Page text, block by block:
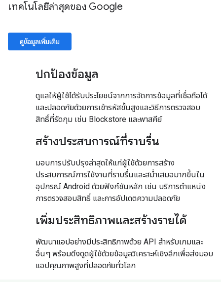
เทคโนโลยีล่าสุดของ Google
ดูข้อมูลเพิ่มเติม
ปกป้องข้อมูล
ดูแลให้ผู้ใช้ได้รับประโยชน์จากการจัดการข้อมูลที่เชื่อถือได้
และปลอดภัยด้วยการเข้ารหัสขั้นสูงและวิธีการตรวจสอบ
สิทธิ์ที่รัดกุม เช่น Blockstore และพาสคีย์
สร้างประสบการณ์ที่ราบรื่น
มอบการปรับปรุงล่าสุดให้แก่ผู้ใช้ด้วยการสร้าง
ประสบการณ์การใช้งานที่ราบรื่นและสม่ำเสมอมากขึ้นใน
อุปกรณ์ Android ด้วยฟังก์ชันหลัก เช่น บริการตำแหน่ง
การตรวจสอบสิทธิ์ และการอัปเดตความปลอดภัย
เพิ่มประสิทธิภาพและสร้างรายได้
พัฒนาแอปอย่างมีประสิทธิภาพด้วย API สำหรับเกมและ
อื่นๆ พร้อมดึงดูดผู้ใช้ด้วยข้อมูลวิเคราะห์เชิงลึกเพื่อส่งมอบ
แอปคุณภาพสูงที่ปลอดภัยทั่วโลก